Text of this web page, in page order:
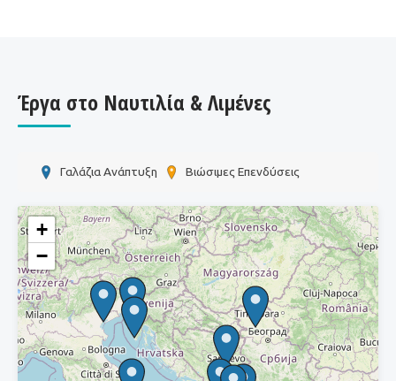
Έργα στο Ναυτιλία & Λιμένες
Γαλάζια Ανάπτυξη Βιώσιμες Επενδύσεις
+
−